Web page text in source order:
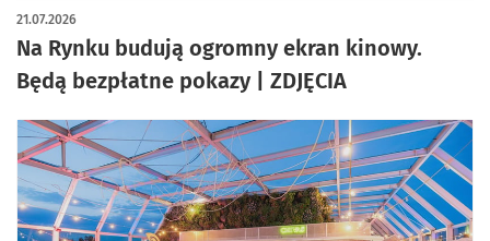
Na Rynku budują ogromny ekran kinowy.
Będą bezpłatne pokazy | ZDJĘCIA
21.07.2026
artykuł z galerią zdjęć